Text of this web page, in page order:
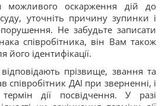
можливого оскарження дій до
уточніть причину зупинки і
Не забудьте записати
співробітника, він Вам також
ідентифікації.
прізвище, звання та
співробітник ДАІ при зверненні, і
дії посвідчення. У разі